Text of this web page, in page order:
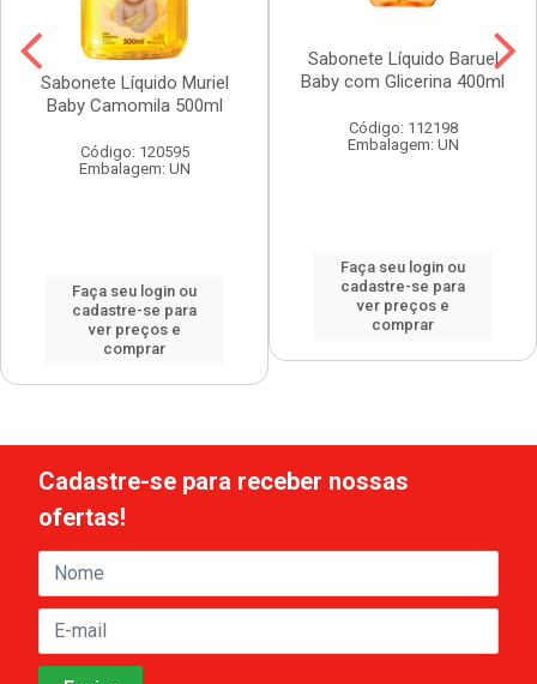
Sabonete Líquido Muriel
Baby Camomila 500ml
Código: 120595
Embalagem: UN
Faça seu login ou
cadastre-se para
ver preços e
comprar
Sabonete Líquido Baruel
Baby com Glicerina 400ml
Código: 112198
Embalagem: UN
Faça seu login ou
cadastre-se para
ver preços e
comprar
Cadastre-se para receber nossas
ofertas!